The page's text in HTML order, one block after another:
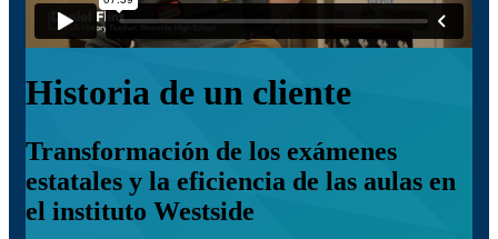
Historia de un cliente
Transformación de los exámenes
estatales y la eficiencia de las aulas en
el instituto Westside